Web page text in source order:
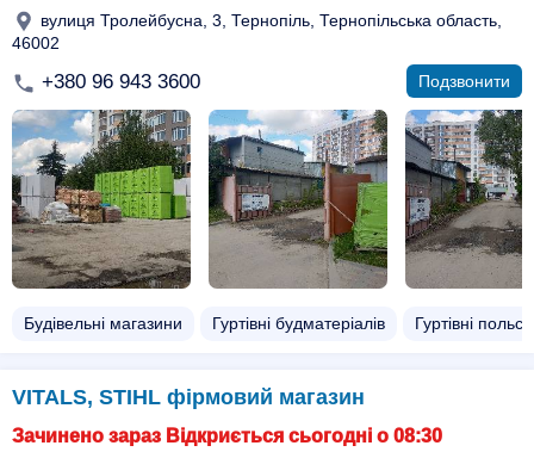
вулиця Тролейбусна, 3, Тернопіль, Тернопільська область,
46002
+380 96 943 3600 Подзвонити
Будівельні магазини Гуртівні будматеріалів Гуртівні
VITALS, STIHL фірмовий магазин
Зачинено зараз Відкриється сьогодні о 08:30